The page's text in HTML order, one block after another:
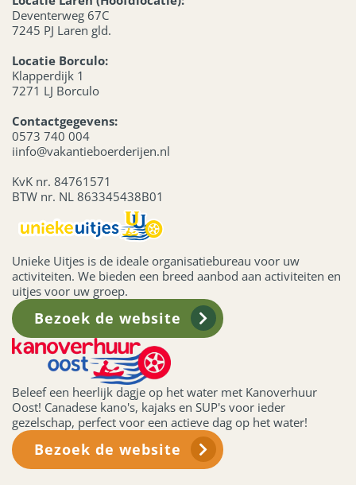
Deventerweg 67C
7245 PJ Laren gld.
Locatie Borculo:
Klapperdijk 1
7271 LJ Borculo
Contactgegevens:
0573 740 004
iinfo@vakantieboerderijen.nl
KvK nr. 84761571
BTW nr. NL 863345438B01
Unieke Uitjes is de ideale organisatiebureau voor uw
activiteiten. We bieden een breed aanbod aan activiteiten en
uitjes voor uw groep.
Bezoek de website
Beleef een heerlijk dagje op het water met Kanoverhuur
Oost! Canadese kano's, kajaks en SUP's voor ieder
gezelschap, perfect voor een actieve dag op het water!
Bezoek de website